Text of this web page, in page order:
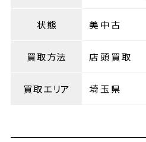
状態 美中古
買取方法 店頭買取
買取エリア 埼玉県